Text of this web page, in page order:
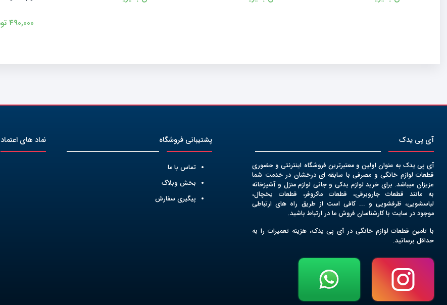
آی پی یدک
آی پی یدک به عنوان اولین و معتبرترین فروشگاه اینترنتی و حضوری
قطعات لوازم خانگی و مصرفی با سابقه ای درخشان در خدمت شما
عزیزان میباشد. برای خرید لوازم یدکی و جانی لوازم منزل و آشپزخانه
به مانند قطعات جاروبرقی، قطعات ماکروفر، قطعات یخچال،
لباسشویی، ظرفشویی و ... کافی است از طریق راه های ارتباطی
موجود در سایت با کارشناسان فروش ما در ارتباط باشید.
با تامین قطعات لوازم خانگی در آی پی یدک، هزینه تعمیرات را به
حداقل برسانید.
پشتیبانی فروشگاه
تماس با ما
بخش وبلاگ
پیگیری سفارش
نماد های اعتماد